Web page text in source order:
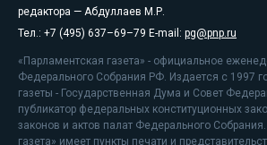
редактора — Абдуллаев М.Р.
Тел.: +7 (495) 637–69–79 E-mail: pg@pnp.ru
«Парламентская газета» - официальное
Федерального Собрания РФ. Издается с 1997
газеты - Государственная Дума и Совет
публикатор федеральных конституционных
законов и актов палат Федерального
газета» имеет пункты печати и